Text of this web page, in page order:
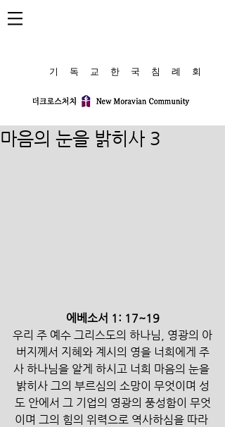
​기 독 교 한 국 침 례 회
마음의 눈을 밝히사 3
에베소서 1: 17~19
우리 주 예수 그리스도의 하나님, 영광의 아
버지께서 지혜와 계시의 영을 너희에게 주
사 하나님을 알게 하시고 너희 마음의 눈을
밝히사 그의 부르심의 소망이 무엇이며 성
도 안에서 그 기업의 영광의 풍성함이 무엇
이며 그의 힘의 위력으로 역사하심을 따라